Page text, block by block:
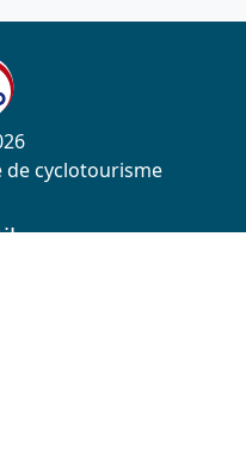
cyclotourisme